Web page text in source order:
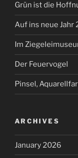
Grün ist die
Auf ins neue Jahr
Im
Der Feuervogel
Pinsel,
ARCHIVES
January 2026